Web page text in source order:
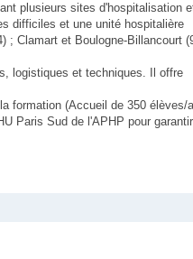
plusieurs sites d'hospitalisation
difficiles et une unité hospitalière
Clamart et Boulogne-Billancourt
logistiques et techniques. Il offre
formation (Accueil de 350 élèves/
Paris Sud de l'APHP pour